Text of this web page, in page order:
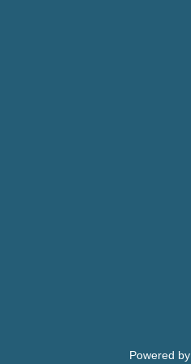
Powered by